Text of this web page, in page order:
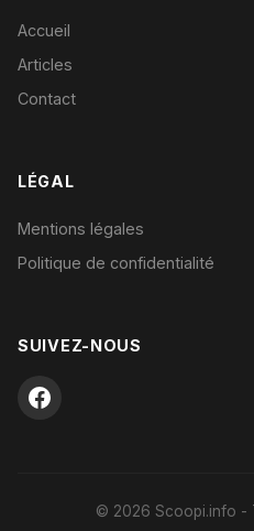
Accueil
Articles
Contact
LÉGAL
Mentions légales
Politique de confidentialité
SUIVEZ-NOUS
© 2026 Scoopi.info -